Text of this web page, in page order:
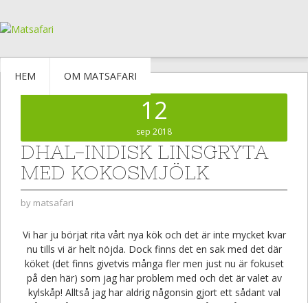
HEM OM MATSAFARI
12
sep 2018
DHAL-INDISK LINSGRYTA
MED KOKOSMJÖLK
by matsafari
Vi har ju börjat rita vårt nya kök och det är inte mycket kvar
nu tills vi är helt nöjda. Dock finns det en sak med det där
köket (det finns givetvis många fler men just nu är fokuset
på den här) som jag har problem med och det är valet av
kylskåp! Alltså jag har aldrig någonsin gjort ett sådant val